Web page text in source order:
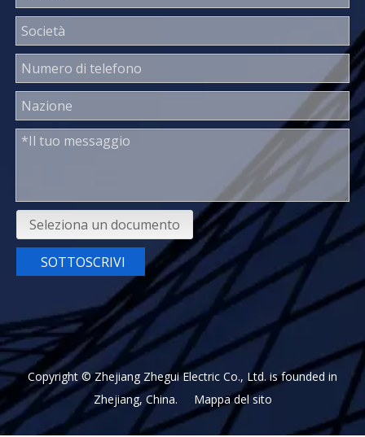
Seleziona un documento
SOTTOSCRIVI
Copyright © Zhejiang Zhegui Electric Co., Ltd. is founded in
Zhejiang, China. Mappa del sito